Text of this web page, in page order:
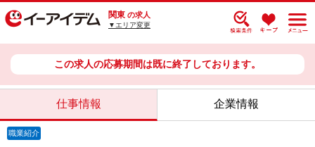
関東 の求人
▼エリア変更
この求人の応募期間は既に終了しております。
仕事情報 企業情報
職業紹介